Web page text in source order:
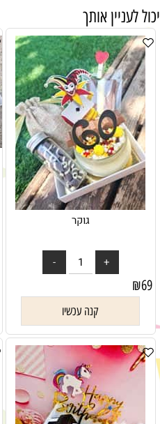
יכול לעניין אותך
גוקר
₪69
קנה עכשיו